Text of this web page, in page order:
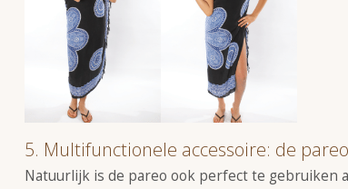
5. Multifunctionele accessoire: de
Natuurlijk is de pareo ook perfect te gebruiken